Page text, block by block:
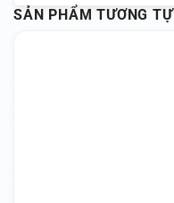
SẢN PHẨM TƯƠNG TỰ